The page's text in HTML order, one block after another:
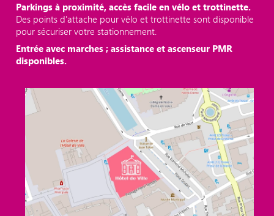
Parkings à proximité, accès facile en vélo et trottinette.
Des points d'attache pour vélo et trottinette sont disponible
pour sécuriser votre stationnement.
Entrée avec marches ; assistance et ascenseur PMR
disponibles.